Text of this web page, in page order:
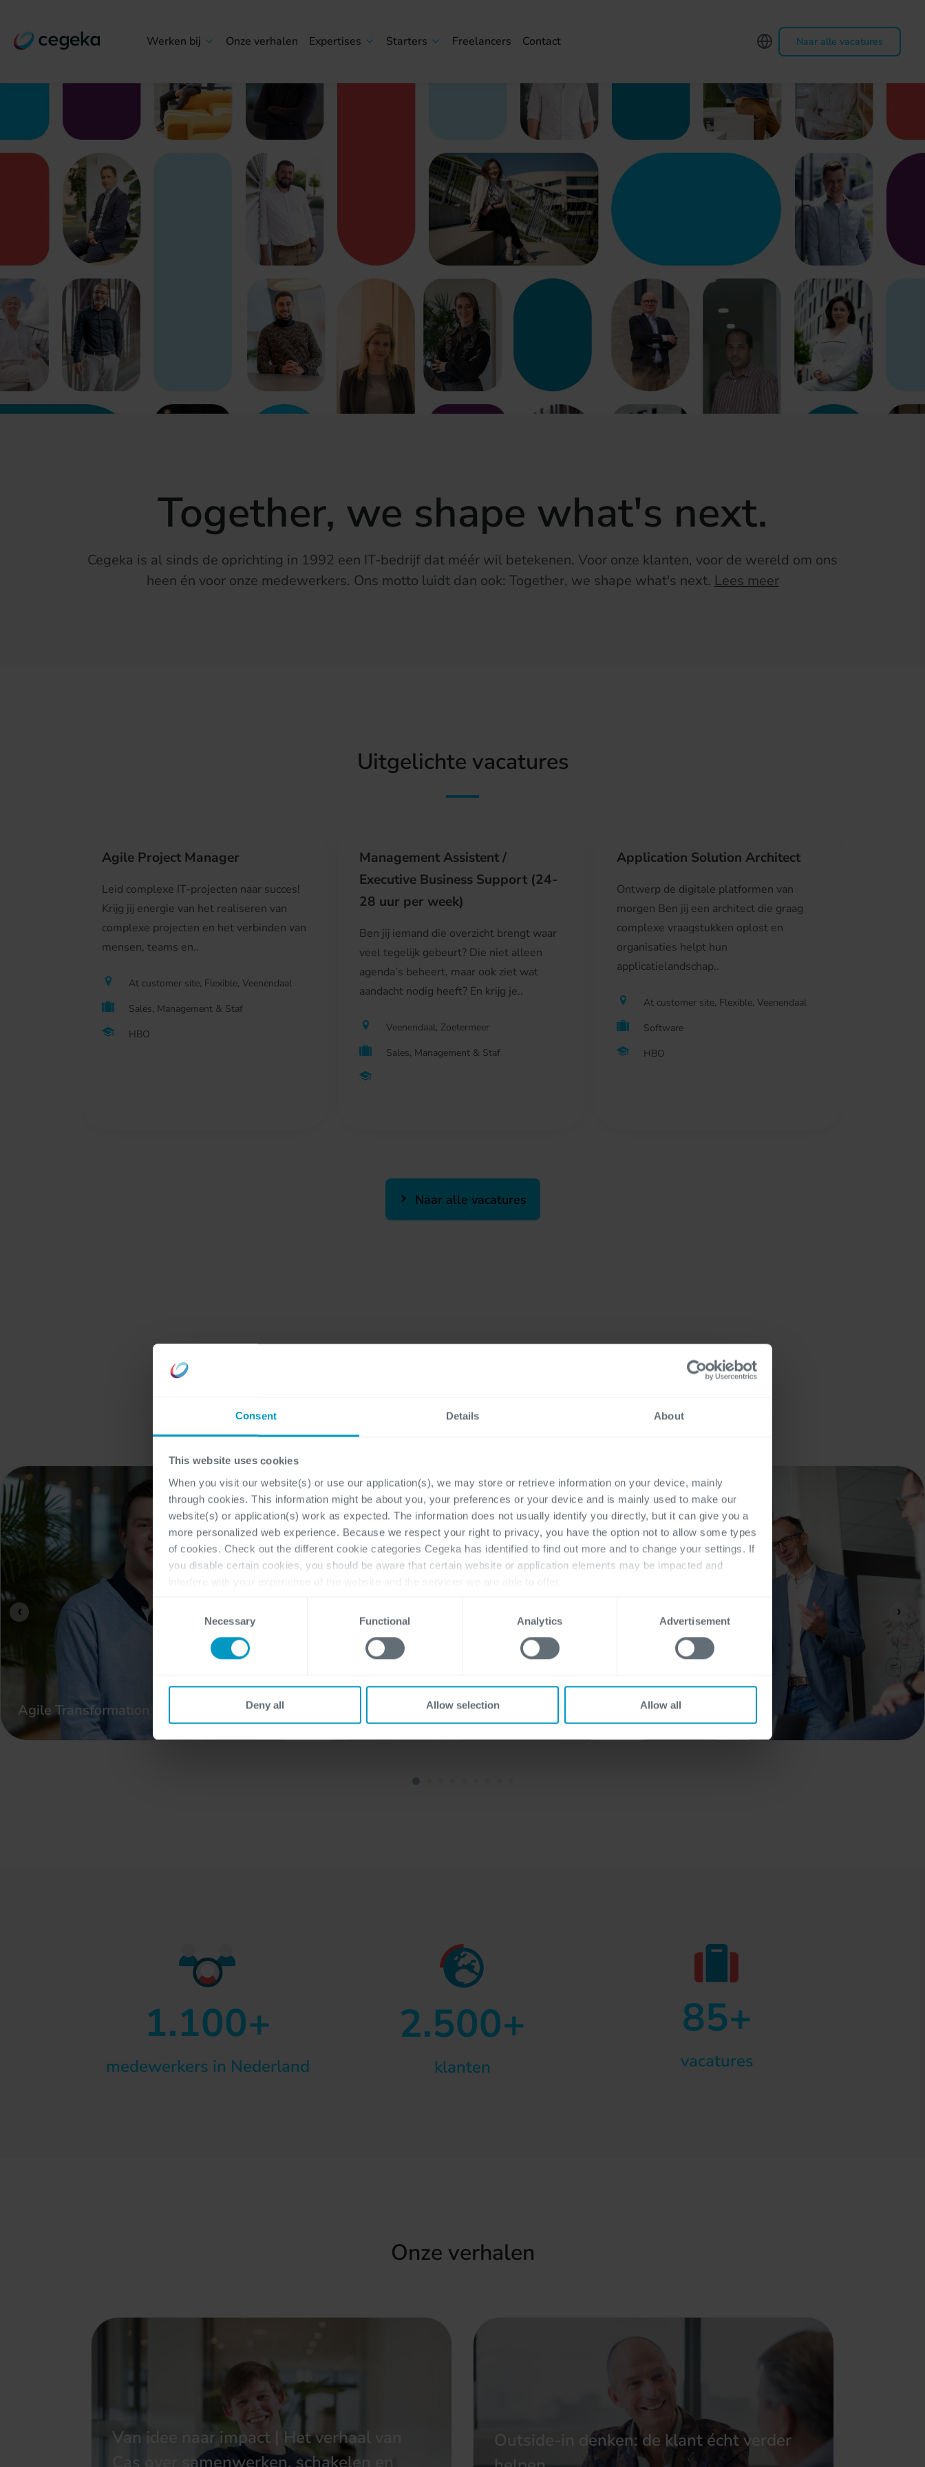
Consent Details About
This website uses cookies
When you visit our website(s) or use our application(s), we may store or retrieve information on your device, mainly
through cookies. This information might be about you, your preferences or your device and is mainly used to make our
website(s) or application(s) work as expected. The information does not usually identify you directly, but it can give you a
more personalized web experience. Because we respect your right to privacy, you have the option not to allow some types
of cookies. Check out the different cookie categories Cegeka has identified to find out more and to change your settings. If
you disable certain cookies, you should be aware that certain website or application elements may be impacted and
Necessary Functional Analytics Advertisement
Deny all Allow selection Allow all
Werken bij Onze verhalen Expertises Starters Freelancers Contact Naar alle vacatures
Together, we shape what's next.
Cegeka is al sinds de oprichting in 1992 een IT-bedrijf dat méér wil betekenen. Voor onze klanten, voor de wereld om ons
heen én voor onze medewerkers. Ons motto luidt dan ook: Together, we shape what's next. Lees meer
Uitgelichte vacatures
Agile Project Manager
Leid complexe IT-projecten naar succes!
Krijg jij energie van het realiseren van
complexe projecten en het verbinden van
mensen, teams en..
At customer site, Flexible, Veenendaal
Sales, Management & Staf
HBO
Management Assistent /
Executive Business Support (24-
28 uur per week)
Ben jij iemand die overzicht brengt waar
veel tegelijk gebeurt? Die niet alleen
agenda’s beheert, maar ook ziet wat
aandacht nodig heeft? En krijg je..
Veenendaal, Zoetermeer
Sales, Management & Staf
Application Solution Architect
Ontwerp de digitale platformen van
morgen Ben jij een architect die graag
complexe vraagstukken oplost en
organisaties helpt hun
applicatielandschap..
At customer site, Flexible, Veenendaal
Software
HBO
Naar alle vacatures
Onze expertises
Agile Transformation & Delivery Digital Workplace Cloud
‹ ›
1.100+
medewerkers in Nederland
2.500+
klanten
85+
vacatures
Onze verhalen
Van idee naar impact | Het verhaal van
Cas over samenwerken, schakelen en
Outside-in denken: de klant écht verder